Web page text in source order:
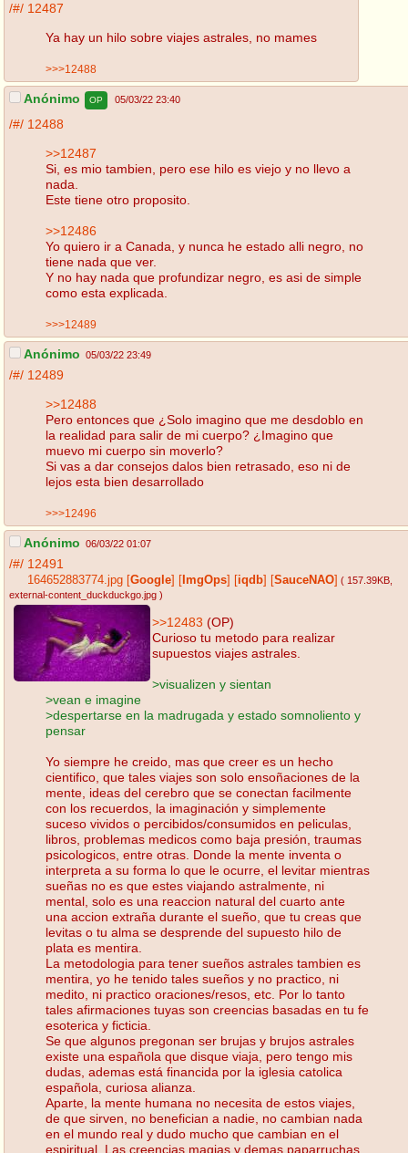
/#/ 12487
Ya hay un hilo sobre viajes astrales, no mames
>>>12488
Anónimo OP 05/03/22 23:40
/#/ 12488
>>12487
Si, es mio tambien, pero ese hilo es viejo y no llevo a
nada.
Este tiene otro proposito.
>>12486
Yo quiero ir a Canada, y nunca he estado alli negro, no
tiene nada que ver.
Y no hay nada que profundizar negro, es asi de simple
como esta explicada.
>>>12489
Anónimo 05/03/22 23:49
/#/ 12489
>>12488
Pero entonces que ¿Solo imagino que me desdoblo en
la realidad para salir de mi cuerpo? ¿Imagino que
muevo mi cuerpo sin moverlo?
Si vas a dar consejos dalos bien retrasado, eso ni de
lejos esta bien desarrollado
>>>12496
Anónimo 06/03/22 01:07
/#/ 12491
164652883774.jpg Google ImgOps iqdb SauceNAO ( 157.39KB
external-content_duckduckgo.jpg )
>>12483 (OP)
Curioso tu metodo para realizar
supuestos viajes astrales.
>visualizen y sientan
>vean e imagine
>despertarse en la madrugada y estado somnoliento y
pensar
Yo siempre he creido, mas que creer es un hecho
cientifico, que tales viajes son solo ensoñaciones de la
mente, ideas del cerebro que se conectan facilmente
con los recuerdos, la imaginación y simplemente
suceso vividos o percibidos/consumidos en peliculas,
libros, problemas medicos como baja presión, traumas
psicologicos, entre otras. Donde la mente inventa o
interpreta a su forma lo que le ocurre, el levitar mientras
sueñas no es que estes viajando astralmente, ni
mental, solo es una reaccion natural del cuarto ante
una accion extraña durante el sueño, que tu creas que
levitas o tu alma se desprende del supuesto hilo de
plata es mentira.
La metodologia para tener sueños astrales tambien es
mentira, yo he tenido tales sueños y no practico, ni
medito, ni practico oraciones/resos, etc. Por lo tanto
tales afirmaciones tuyas son creencias basadas en tu fe
esoterica y ficticia.
Se que algunos pregonan ser brujas y brujos astrales
existe una española que disque viaja, pero tengo mis
dudas, ademas está financida por la iglesia catolica
española, curiosa alianza.
Aparte, la mente humana no necesita de estos viajes,
de que sirven, no benefician a nadie, no cambian nada
en el mundo real y dudo mucho que cambian en el
espiritual. Las creencias magias y demas paparruchas